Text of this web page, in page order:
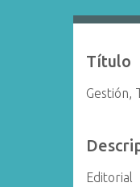
Título
Gestión,
Editorial